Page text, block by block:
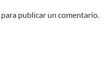
para publicar un comentario.